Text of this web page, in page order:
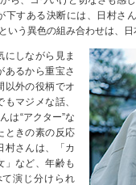
すある決断には、日村さ
いう異色の組み合わせは、
にしながら見ま
あるから重宝さ
以外の役柄でオ
マジメな話、
は“アクター”な
ときの素の反応
村さんは、「カ
」など、年齢も
演じ分けられ